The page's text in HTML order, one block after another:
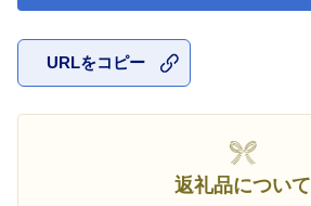
URLをコピー
返礼品について